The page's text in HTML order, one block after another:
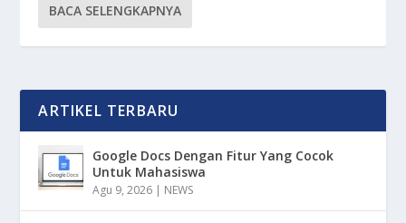
BACA SELENGKAPNYA
ARTIKEL TERBARU
Google Docs Dengan Fitur Yang Cocok
Untuk Mahasiswa
Agu 9, 2026 | NEWS